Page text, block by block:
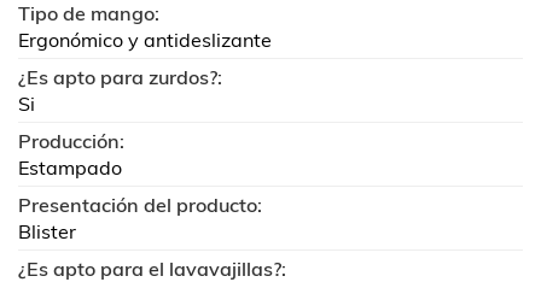
Tipo de mango:
Ergonómico y antideslizante
¿Es apto para zurdos?:
Si
Producción:
Estampado
Presentación del producto:
Blister
¿Es apto para el lavavajillas?: